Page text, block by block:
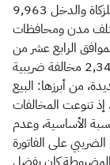
نفذت الفرق الرقابية والتفتيشية بالهيئة العامة للزكاة والدخل 9,963
مدن ومحافظات
الرابع عشر من
من أبرزها: البيع
إذ تنوعت المخالفات
الأساسية، وعدم